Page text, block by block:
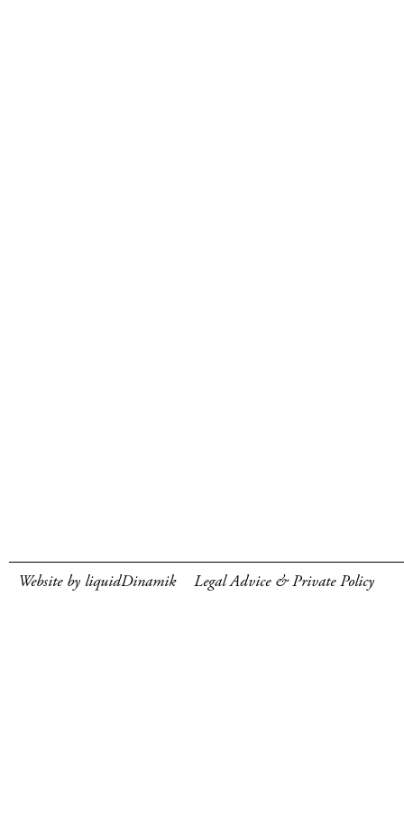
Website by liquidDinamik Legal Advice & Private Policy